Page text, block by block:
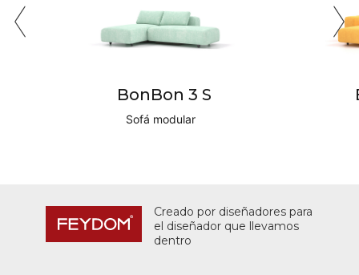
BonBon 3 S
Sofá modular
Creado por diseñadores para
el diseñador que llevamos
dentro